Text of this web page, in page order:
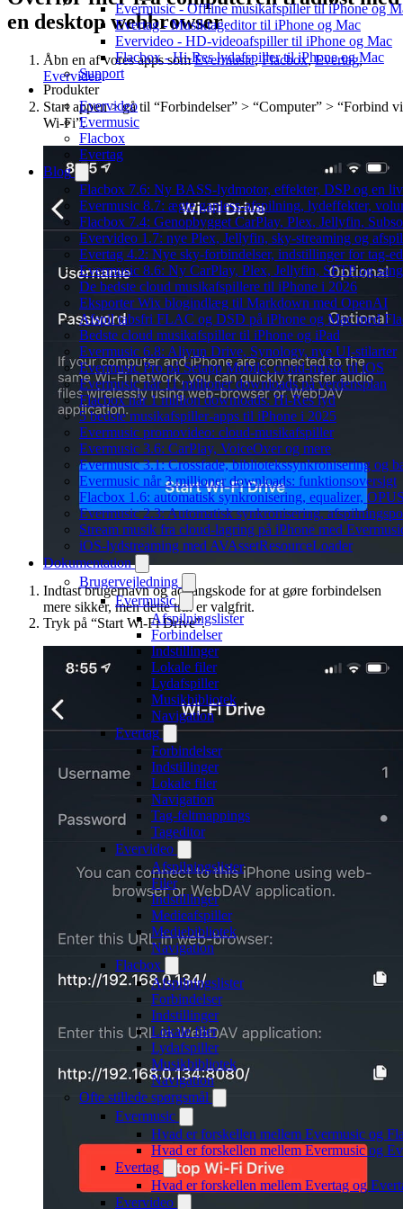
Evermusic - Offline musikafspiller til iPhone og
Evertag - Musiktageditor til iPhone og Mac
Evervideo - HD-videoafspiller til iPhone og Mac
Flacbox - Hi-Res lydafspiller til iPhone og Mac
Support
Produkter
Evervideo
Evermusic
Flacbox
Evertag
Blog
Flacbox 7.6: Ny BASS-lydmotor, effekter, DSP og en
Evermusic 8.7: ægte gapless-afspilning, lydeffekter,
Flacbox 7.4: Genopbygget CarPlay, Plex, Jellyfin,
Evervideo 1.7: nye Plex, Jellyfin, sky-streaming og
Evertag 4.2: Nye sky-forbindelser, indstillinger for tag-
Evermusic 8.6: Ny CarPlay, Plex, Jellyfin, SFTP og
De bedste cloud musikafspillere til iPhone i 2026
Eksporter Wix blogindlæg til Markdown med OpenAI
Afspil tabsfri FLAC og DSD på iPhone og Mac med
Bedste cloud musikafspiller til iPhone og iPad
Evermusic 6.8: Aliyun Drive, Synology, nye UI-stilarter
Evermusic Pro på Setapp Mobile: cloud-musik til iOS
Evermusic når 11 millioner downloads på verdensplan
Flacbox når 1 million downloads: Hi-Res lyd
5 bedste musikafspiller-apps til iPhone i 2025
Evermusic promovideo: cloud-musikafspiller
Evermusic 3.6: CarPlay, VoiceOver og mere
Evermusic 3.1: Crossfade, bibliotekssynkronisering og
Evermusic når 3 millioner downloads: funktionsoversigt
Flacbox 1.6: automatisk synkronisering, equalizer,
Evermusic 2.3: Automatisk synkronisering,
Stream musik fra cloud-lagring på iPhone med
iOS-lydstreaming med AVAssetResourceLoader
Dokumentation
Brugervejledning
Evermusic
Afspilningslister
Forbindelser
Indstillinger
Lokale filer
Lydafspiller
Musikbibliotek
Navigation
Evertag
Forbindelser
Indstillinger
Lokale filer
Navigation
Tag-feltmappings
Tageditor
Evervideo
Afspilningslister
Filer
Indstillinger
Medieafspiller
Mediebibliotek
Navigation
Flacbox
Afspilningslister
Forbindelser
Indstillinger
Lokale filer
Lydafspiller
Musikbibliotek
Navigation
Ofte stillede spørgsmål
Evermusic
Hvad er forskellen mellem Evermusic og
Hvad er forskellen mellem Evermusic og
Evertag
Hvad er forskellen mellem Evertag og
Evervideo
en desktop webbrowser
Åbn en af vores apps somEvermusic,Flacbox,Evertag,
Evervideo.
Start appen > gå til “Forbindelser” > “Computer” > “Forbind
Wi-Fi”.
Indtast brugernavn og adgangskode for at gøre forbindelsen
mere sikker, men dette trin er valgfrit.
Tryk på “Start Wi-Fi Drive”.